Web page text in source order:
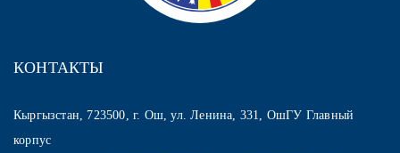
КОНТАКТЫ
Кыргызстан, 723500, г. Ош, ул. Ленина, 331, ОшГУ Главный
корпус